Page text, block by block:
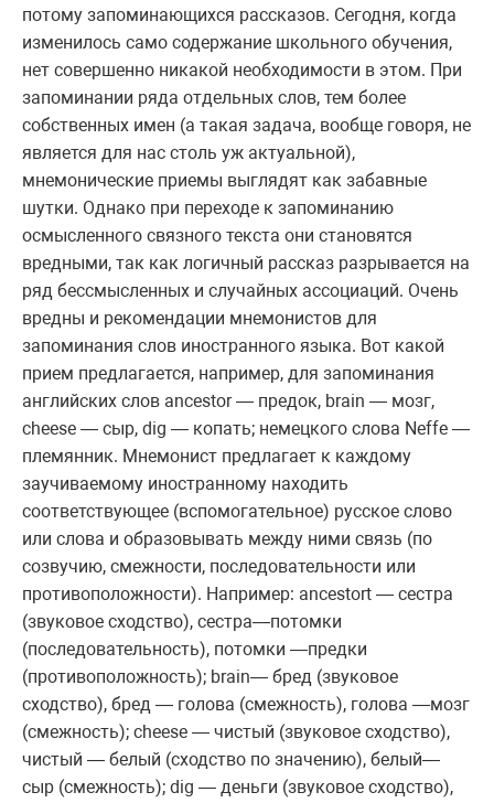
потому запоминающихся рассказов. Сегодня, когда
изменилось само содержание школьного обучения,
нет совершенно никакой необходимости в этом. При
запоминании ряда отдельных слов, тем более
собственных имен (а такая задача, вообще говоря, не
является для нас столь уж актуальной),
мнемонические приемы выглядят как забавные
шутки. Однако при переходе к запоминанию
осмысленного связного текста они становятся
вредными, так как логичный рассказ разрывается на
ряд бессмысленных и случайных ассоциаций. Очень
вредны и рекомендации мнемонистов для
запоминания слов иностранного языка. Вот какой
прием предлагается, например, для запоминания
английских слов ancestor — предок, brain — мозг,
cheese — сыр, dig — копать; немецкого слова Neffe —
племянник. Мнемонист предлагает к каждому
заучиваемому иностранному находить
соответствующее (вспомогательное) русское слово
или слова и образовывать между ними связь (по
созвучию, смежности, последовательности или
противоположности). Например: ancestort — сестра
(звуковое сходство), сестра—потомки
(последовательность), потомки —предки
(противоположность); brain— бред (звуковое
сходство), бред — голова (смежность), голова —мозг
(смежность); cheese — чистый (звуковое сходство),
чистый — белый (сходство по значению), белый—
сыр (смежность); dig — деньги (звуковое сходство),